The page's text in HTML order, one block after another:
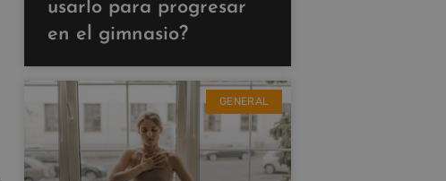
usarlo para progresar
en el gimnasio?
GENERAL